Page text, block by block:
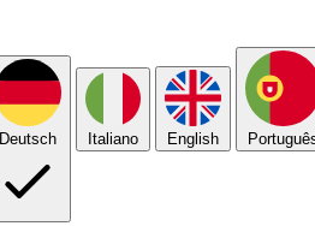
Deutsch Italiano English